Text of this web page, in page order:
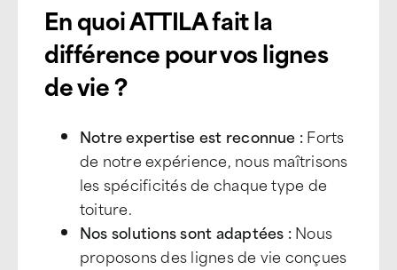
En quoi ATTILA fait la
différence pour vos lignes
de vie ?
Notre expertise est reconnue :Forts
de notre expérience, nous maîtrisons
les spécificités de chaque type de
toiture.
Nos solutions sont adaptées :Nous
proposons des lignes de vie conçues